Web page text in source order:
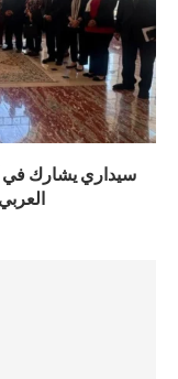
سيداري يشارك في